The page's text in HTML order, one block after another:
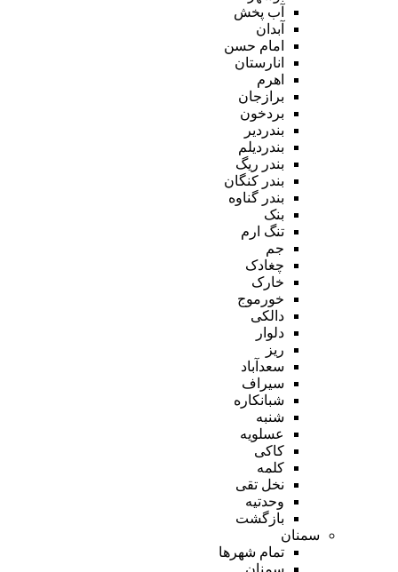
آب پخش
آبدان
امام حسن
انارستان
اهرم
برازجان
بردخون
بندردیر
بندردیلم
بندر ریگ
بندر کنگان
بندر گناوه
بنک
تنگ ارم
جم
چغادک
خارک
خورموج
دالکی
دلوار
ریز
سعدآباد
سیراف
شبانکاره
شنبه
عسلویه
کاکی
کلمه
نخل تقی
وحدتیه
بازگشت
سمنان
تمام شهر‌ها
سمنان